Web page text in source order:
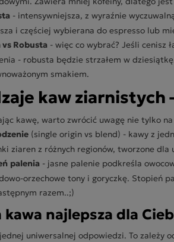
- intensywniejsza, z wyraźnie
i częściej wybierana do espresso lub
Robusta - więc co wybrać? Jeśli cenisz
- robusta będzie strzałem w
smakiem.
kaw
kawę, warto zwrócić uwagę nie tylko
(single origin vs blend) - kawy z
ziaren z różnych regionów, tworzone
palenia - jasne palenie podkreśla
orzechowe tony i goryczkę. Stopień
razem..;)
kawa najlepsza dla
uniwersalnej odpowiedzi. To zależy